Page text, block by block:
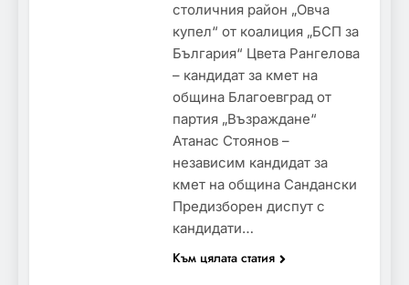
столичния район „Овча
купел“ от коалиция „БСП за
България“ Цвета Рангелова
– кандидат за кмет на
община Благоевград от
партия „Възраждане“
Атанас Стоянов –
независим кандидат за
кмет на община Сандански
Предизборен диспут с
кандидати…
Към цялата статия